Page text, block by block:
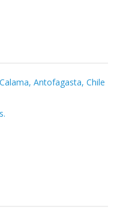
Antofagasta, Chile